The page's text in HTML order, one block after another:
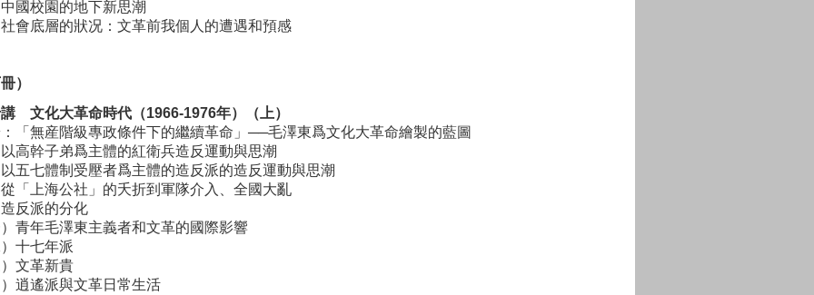
國校園的地下新思潮
會底層的狀况：文革前我個人的遭遇和預感
）
文化大革命時代（1966-1976年）（上）
「無産階級專政條件下的繼續革命」──毛澤東爲文化大革命繪製的藍圖
高幹子弟爲主體的紅衛兵造反運動與思潮
五七體制受壓者爲主體的造反派的造反運動與思潮
「上海公社」的夭折到軍隊介入、全國大亂
反派的分化
青年毛澤東主義者和文革的國際影響
十七年派
文革新貴
逍遙派與文革日常生活